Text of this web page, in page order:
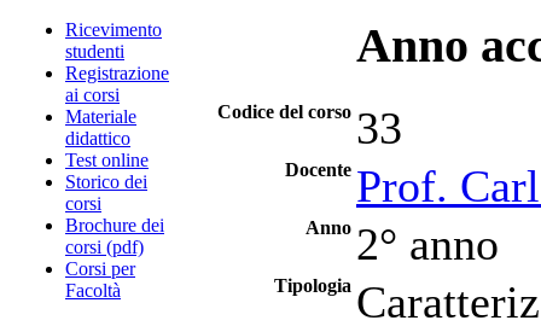
Ricevimento
studenti
Registrazione
ai corsi
Materiale
didattico
Test online
Storico dei
corsi
Brochure dei
corsi (pdf)
Corsi per
Facoltà
Anno
Codice del corso 33
Docente Prof.
Anno 2° anno
Tipologia